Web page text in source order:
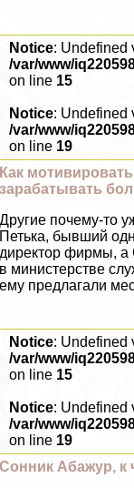
Notice: Undefined
/var/www/
on line 15
Notice: Undefined
/var/www/
on line 19
Как
заpaбатывать
Другие почему-то
Петька, бывший
директор фирмы, а
в министерстве
ему предлагали
Notice: Undefined
/var/www/
on line 15
Notice: Undefined
/var/www/
on line 19
Сонник Абажур, к